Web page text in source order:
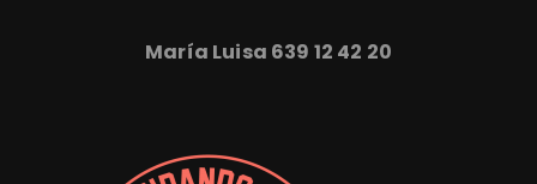
María Luisa 639 12 42 20